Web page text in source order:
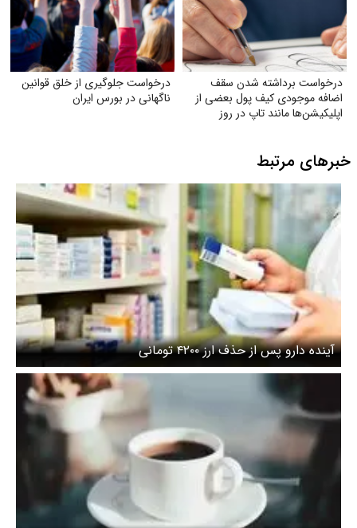
درخواست برداشته شدن سقف
اضافه‌ موجودی کیف پول بعضی از
اپلیکیشن‌ها مانند تاپ در روز
درخواست جلوگیری از خلق قوانین
ناگهانی در بورس ایران
خبرهای مرتبط
آینده دارو پس از حذف ارز ۴۲۰۰ تومانی